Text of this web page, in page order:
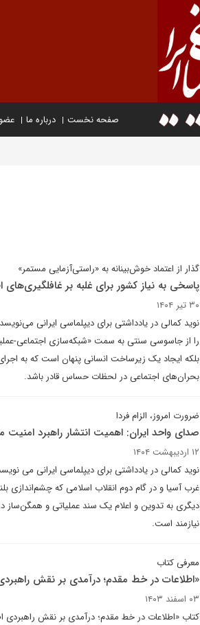
صفحه نخست درباره ما
گذار از اعتماد خوش‌بینانه به «راستی‌آزمایی مستمر»
پاسخی به نیاز کشور برای غلبه بر غافلگیری‌های
۳۰ تیر ۱۴۰۴
نوید کمالی در یادداشتی برای دیپلماسی ایرانی
را از جاسوسی سنتی به سمت «شبکه‌سازی اجتماعی-
بلکه ایجاد یک زیرساخت انسانی پنهان است که به
بحران‌های اجتماعی در لحظات حساس قادر باشد.
ضرورت امروز، الزام فردا
صدای واحد ایران: اهمیت انتشار راهبرد امنیت
۱۲ اردیبهشت ۱۴۰۴
نوید کمالی در یادداشتی برای دیپلماسی ایرانی می
غرب آسیا و در گام دوم انقلاب اسلامی که چشم‌اندازی
دیگری به تدوین و اعلام یک سند عملیاتی و همگن‌ساز
نیازمند است.
معرفی کتاب
«اطلاعات در خط مقدم؛ درآمدی بر نقش
۰۳ اسفند ۱۴۰۳
کتاب «اطلاعات در خط مقدم؛ درآمدی بر نقش راهبردی